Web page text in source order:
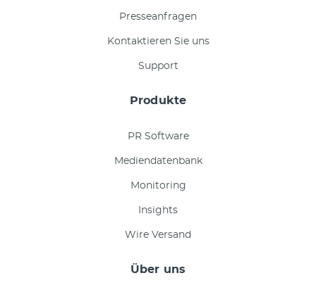
Presseanfragen
Kontaktieren Sie uns
Support
Produkte
PR Software
Mediendatenbank
Monitoring
Insights
Wire Versand
Über uns